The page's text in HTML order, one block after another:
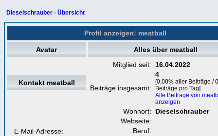
Dieselschrauber - Übersicht
Profil anzeigen: meatball
Avatar
Alles über meatball
Mitglied seit:
16.04.2022
Beiträge insgesamt:
4
[0,00% aller Beiträge /
Beiträge pro Tag]
Alle Beiträge von
anzeigen
Wohnort:
Dieselschrauber
Webseite:
Beruf:
Kontakt meatball
E-Mail-Adresse: